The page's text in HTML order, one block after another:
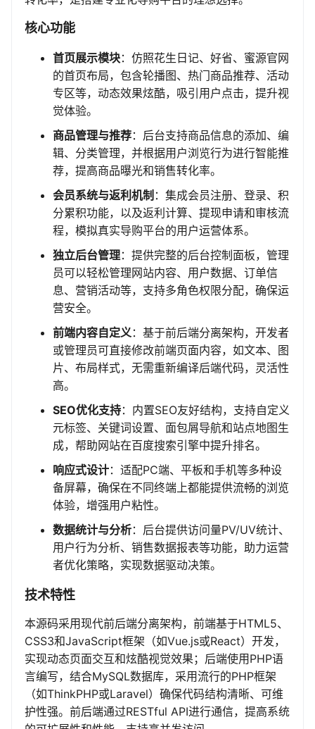
核心功能
首页展示模块：仿照花生日记、好省、蜜源官网
的首页布局，包含轮播图、热门商品推荐、活动
专区等，动态效果炫酷，吸引用户点击，提升视
觉体验。
商品管理与推荐：后台支持商品信息的添加、编
辑、分类管理，并根据用户浏览行为进行智能推
荐，提高商品曝光和销售转化率。
会员系统与返利机制 ：集成会员注册、登录、积
分累积功能，以及返利计算、提现申请和审核流
程，模拟真实导购平台的用户运营体系。
独立后台管理：提供完整的后台控制面板，管理
员可以轻松管理网站内容、用户数据、订单信
息、营销活动等，支持多角色权限分配，确保运
营安全。
前端内容自定义：基于前后端分离架构，开发者
或管理员可直接修改前端页面内容，如文本、图
片、布局样式，无需重新编译后端代码，灵活性
高。
SEO优化支持：内置SEO友好结构，支持自定义
元标签、关键词设置、面包屑导航和站点地图生
成，帮助网站在百度搜索引擎中提升排名。
响应式设计：适配PC端、平板和手机等多种设
备屏幕，确保在不同终端上都能提供流畅的浏览
体验，增强用户粘性。
数据统计与分析：后台提供访问量PV/UV统计、
用户行为分析、销售数据报表等功能，助力运营
者优化策略，实现数据驱动决策。
技术特性
本源码采用现代前后端分离架构，前端基于HTML5、
CSS3和JavaScript框架（如Vue.js或React）开发，
实现动态页面交互和炫酷视觉效果；后端使用PHP语
言编写，结合MySQL数据库，采用流行的PHP框架
（如ThinkPHP或Laravel）确保代码结构清晰、可维
护性强。前后端通过RESTful API进行通信，提高系统